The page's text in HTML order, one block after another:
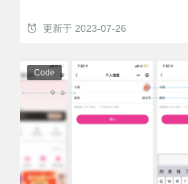
更新于 2023-07-26
Code